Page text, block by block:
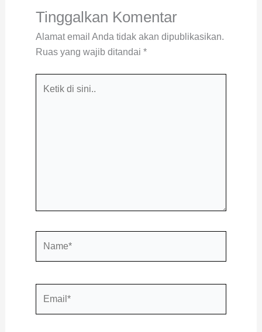
Tinggalkan Komentar
Alamat email Anda tidak akan dipublikasikan.
Ruas yang wajib ditandai *